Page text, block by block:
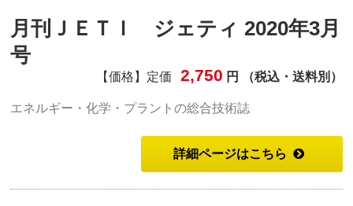
月刊ＪＥＴＩ ジェティ 2020年3月
号
【価格】定価 2,750 円 （税込・送料別）
エネルギー・化学・プラントの総合技術誌
詳細ページはこちら